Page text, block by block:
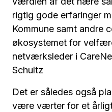
rigtig gode erfaringer
Kommune samt andre
økosystemet for
netværksleder i
Schultz
Det er således også
være værter for et